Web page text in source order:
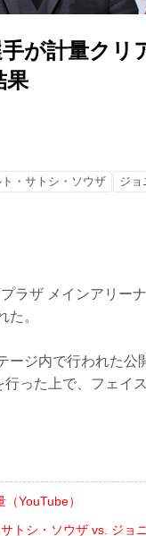
が計量クリ
果
・サトシ・ソウザ ジョ
ラザ メインアリー
た。
ージ内で行われた公
った上で、フェイ
YouTube）
トシ・ソウザ vs. ジョ